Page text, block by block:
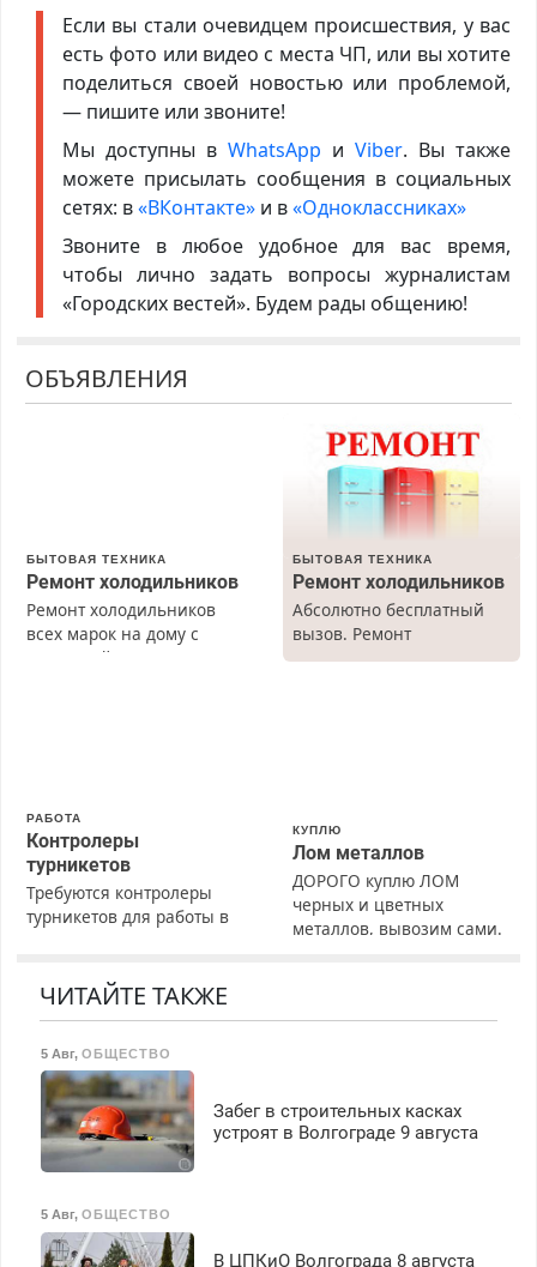
Если вы стали очевидцем происшествия, у вас
есть фото или видео с места ЧП, или вы хотите
поделиться своей новостью или проблемой,
— пишите или звоните!
Мы доступны в WhatsApp иViber. Вы также
можете присылать сообщения в социальных
сетях: в«ВКонтакте»и в«Одноклассниках»
Звоните в любое удобное для вас время,
чтобы лично задать вопросы журналистам
«Городских вестей». Будем рады общению!
ОБЪЯВЛЕНИЯ
БЫТОВАЯ ТЕХНИКА
Ремонт холодильников
Ремонт холодильников
всех марок на дому с
гарантией. Замена
БЫТОВАЯ ТЕХНИКА
Ремонт холодильников
Абсолютно бесплатный
вызов. Ремонт
холодильников всех
РАБОТА
Контролеры
турникетов
Требуются контролеры
турникетов для работы в
Прием по ТК РФ. График
работы любой.
З/п – до 96000 рублей до
вычета налогов.
Ежемесячно
выплачивается денежная
премия. Возможно
бесплатное обучение,
получение документов,
работа инспектором по
транспортной
КУПЛЮ
Лом металлов
ДОРОГО куплю ЛОМ
черных и цветных
металлов, вывозим сами.
ЧИТАЙТЕ ТАКЖЕ
5 Авг, ОБЩЕСТВО
Забег в строительных касках
устроят в Волгограде 9 августа
5 Авг, ОБЩЕСТВО
В ЦПКиО Волгограда 8 августа